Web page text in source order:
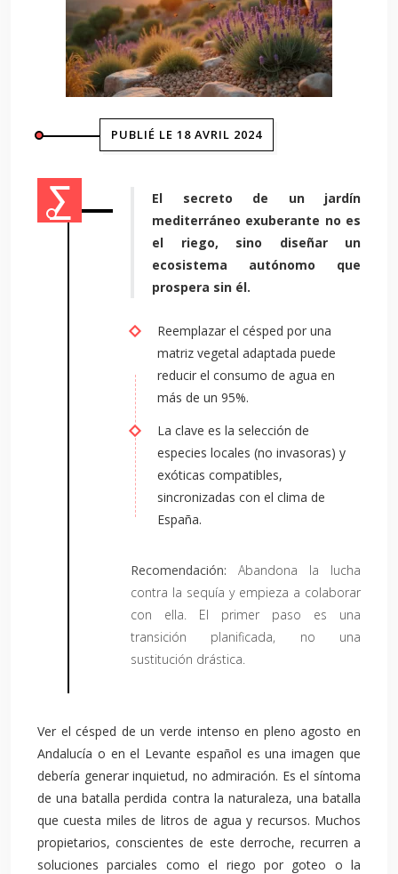
PUBLIÉ LE 18 AVRIL 2024
El secreto de un jardín
mediterráneo exuberante no es
el riego, sino diseñar un
ecosistema autónomo que
prospera sin él.
Reemplazar el césped por una
matriz vegetal adaptada puede
reducir el consumo de agua en
más de un 95%.
La clave es la selección de
especies locales (no invasoras) y
exóticas compatibles,
sincronizadas con el clima de
España.
Recomendación: Abandona la lucha
contra la sequía y empieza a colaborar
con ella. El primer paso es una
transición planificada, no una
sustitución drástica.
Ver el césped de un verde intenso en pleno agosto en
Andalucía o en el Levante español es una imagen que
debería generar inquietud, no admiración. Es el síntoma
de una batalla perdida contra la naturaleza, una batalla
que cuesta miles de litros de agua y recursos. Muchos
propietarios, conscientes de este derroche, recurren a
soluciones parciales como el riego por goteo o la